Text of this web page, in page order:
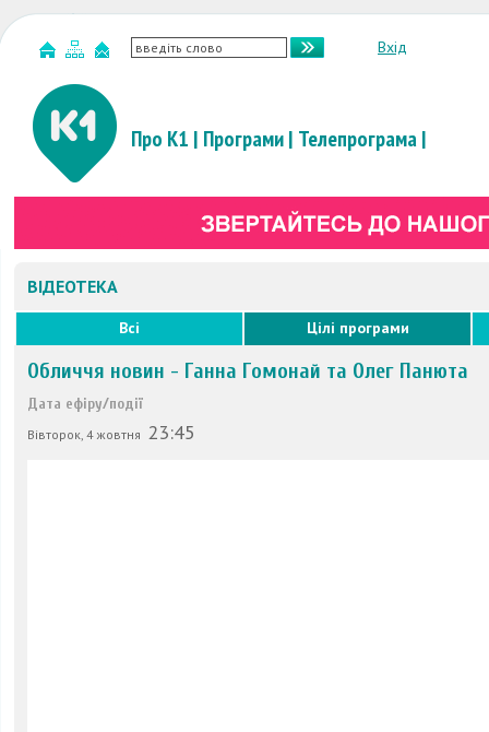
Вхід
Про К1 | Програми| Телепрограма|
ВІДЕОТЕКА
Всі Цілі програми
Обличчя новин - Ганна Гомонай та Олег Панюта
Дата ефіру/події
Вівторок, 4 жовтня 23:45